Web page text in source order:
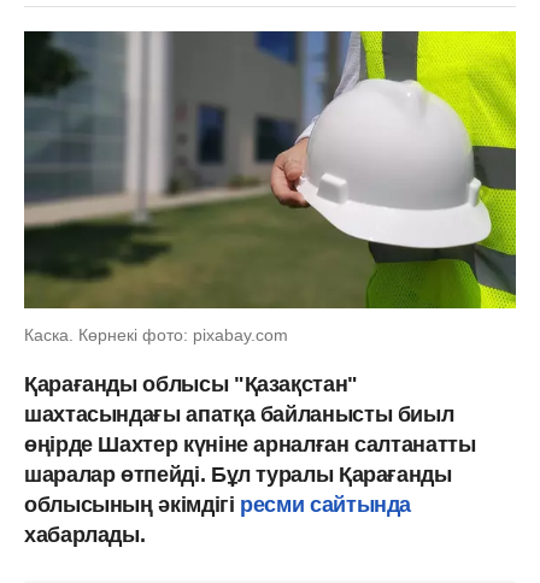
Каска. Көрнекі фото: pixabay.com
Қарағанды облысы "Қазақстан"
шахтасындағы апатқа байланысты биыл
өңірде Шахтер күніне арналған салтанатты
шаралар өтпейді. Бұл туралы Қарағанды
облысының әкімдігі ресми сайтында
хабарлады.